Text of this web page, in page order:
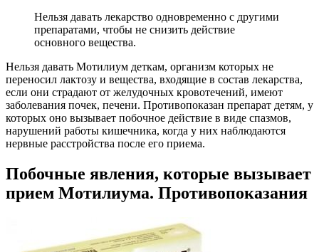
Нельзя давать лекарство одновременно с другими
препаратами, чтобы не снизить действие
основного вещества.
Нельзя давать Мотилиум деткам, организм которых не
переносил лактозу и вещества, входящие в состав лекарства,
если они страдают от желудочных кровотечений, имеют
заболевания почек, печени. Противопоказан препарат детям, у
которых оно вызывает побочное действие в виде спазмов,
нарушений работы кишечника, когда у них наблюдаются
нервные расстройства после его приема.
Побочные явления, которые вызывает
прием Мотилиума. Противопоказания